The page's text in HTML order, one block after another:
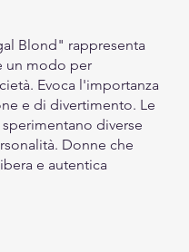
Blond" rappresenta
un modo per
Evoca l'importanza
e di divertimento. Le
diverse
Donne che
e autentica